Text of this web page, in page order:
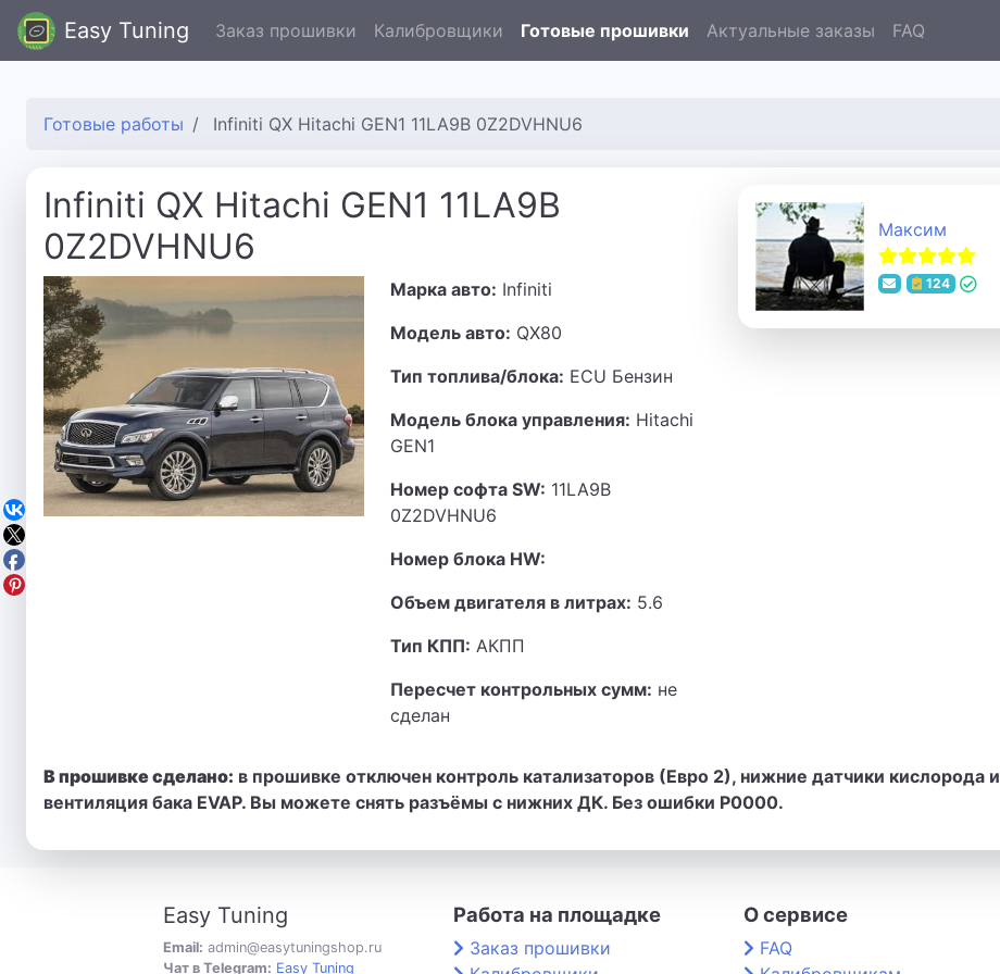
Easy Tuning Заказ прошивки Калибровщики Готовые прошивки Актуальные заказы FAQ
Готовые работы Infiniti QX Hitachi GEN1 11LA9B 0Z2DVHNU6
Infiniti QX Hitachi GEN1 11LA9B
0Z2DVHNU6
Марка авто: Infiniti
Модель авто: QX80
Тип топлива/блока: ECU Бензин
Модель блока управления: Hitachi
GEN1
Номер софта SW: 11LA9B
0Z2DVHNU6
Номер блока HW:
Объем двигателя в литрах: 5.6
Тип КПП: АКПП
Пересчет контрольных сумм: не
сделан
Максим
124
В прошивке сделано: в прошивке отключен контроль катализаторов (Евро 2), нижние датчики кислорода и
вентиляция бака EVAP. Вы можете снять разъёмы с нижних ДК. Без ошибки P0000.
Easy Tuning
Email: admin@easytuningshop.ru
Чат в Telegram: Easy Tuning
Работа на площадке
Заказ прошивки
О сервисе
FAQ